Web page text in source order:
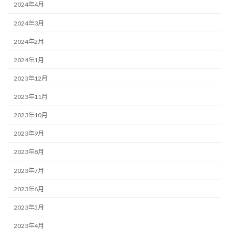
2024年4月
2024年3月
2024年2月
2024年1月
2023年12月
2023年11月
2023年10月
2023年9月
2023年8月
2023年7月
2023年6月
2023年5月
2023年4月